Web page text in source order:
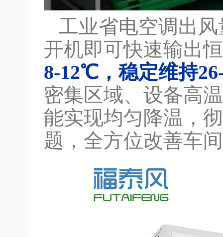
工业省电空调出
开机即可快速输出
8-12℃，稳定维持
密集区域、设备高
能实现均匀降温，
题，全方位改善车